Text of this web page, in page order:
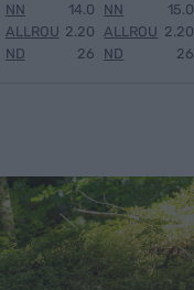
NN
ALLROU
ND
14.0
2.20
26
NN
ALLROU
ND
15.0
2.20
26